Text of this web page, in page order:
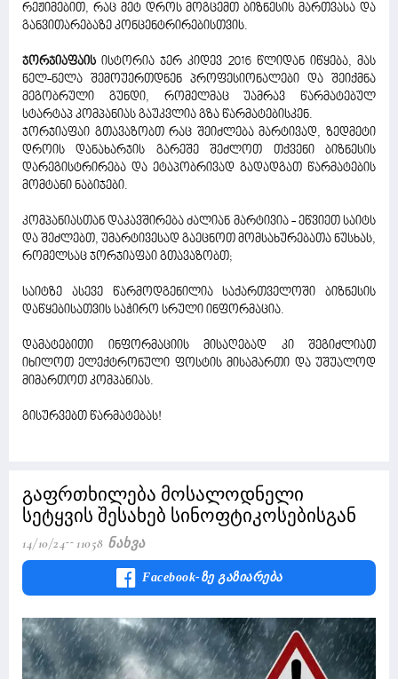
რეჟიმებით, რაც მეტ დროს მოგცემთ ბიზნესის მართვასა და
განვითარებაზე კონცენტრირებისთვის.
ჯორჯიაფაის ისტორია ჯერ კიდევ 2016 წლიდან იწყება, მას
ნელ-ნელა შემოუერთდნენ პროფესიონალები და შეიქმნა
მეგობრული გუნდი, რომელმაც უამრავ წარმატებულ
სტარტაპ კომპანიას გაუკვლია გზა წარმატებისკენ.
ჯორჯიაფაი გთავაზობთ რაც შეიძლება მარტივად, ზედმეტი
დროის დანახარჯის გარეშე შეძლოთ თქვენი ბიზნესის
დარეგისტრირება და ეტაპობრივად გადადგათ წარმატების
მომტანი ნაბიჯები.
კომპანიასთან დაკავშირება ძალიან მარტივია - ეწვიეთ საიტს
და შეძლებთ, უმარტივესად გაეცნოთ მომსახურებათა ნუსხას,
რომელსაც ჯორჯიაფაი გთავაზობთ;
საიტზე ასევე წარმოდგენილია საქართველოში ბიზნესის
დაწყებისათვის საჭირო სრული ინფორმაცია.
დამატებითი ინფორმაციის მისაღებად კი შეგიძლიათ
იხილოთ ელექტრონული ფოსტის მისამართი და უშუალოდ
მიმართოთ კომპანიას.
გისურვებთ წარმატებას!
გაფრთხილება მოსალოდნელი
სეტყვის შესახებ სინოფტიკოსებისგან
14/10/24 11058 Ნახვა
Facebook-Ზე Გაზიარება